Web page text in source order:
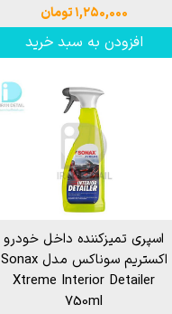
۱,۲۵۰,۰۰۰ تومان
افزودن به سبد خرید
اسپری تمیزكننده داخل خودرو
اكستریم سوناكس مدل Sonax
Xtreme Interior Detailer
750ml